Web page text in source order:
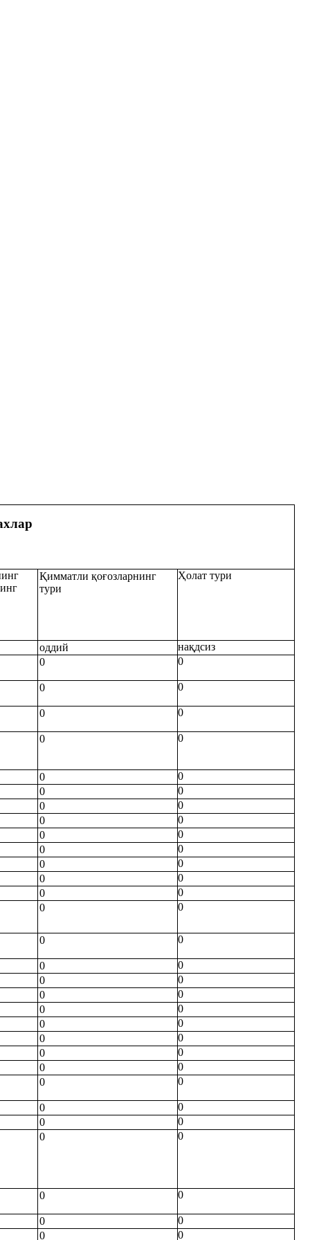
Қимматли қоғозларнинг
тури
Ҳолат тури
оддий
нақдсиз
0 0
0 0
0 0
0 0
0
0
0
0
0 0
0 0
0 0
0 0
0 0
0 0
0 0
0 0
0 0
0 0
0 0
0 0
0 0
0 0
0 0
0 0
0 0
0 0
0 0
0 0
0 0
0 0
0 0
0 0